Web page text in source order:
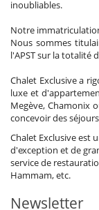
TV
Personnel
Chalet avec
Chef
Pour vos repas
Chef/cuisinier sur
Maison avec service
Service du petit-
Pour votre
Bureau
Cheminée
Jacuzzi intérieur
inoubliables.
Notre
Nous sommes
l'APST sur la totalité
Chalet Exclusive a
luxe et
Megève, Chamonix
concevoir des
Chalet Exclusive est
d'exception et de
service de
Hammam, etc.
Newsletter